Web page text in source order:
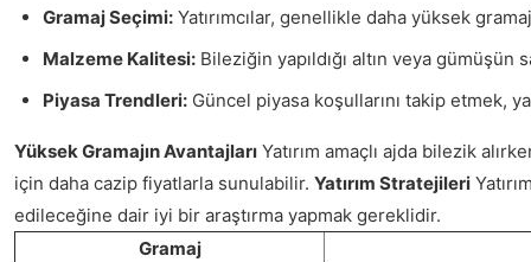
Gramaj Seçimi: Yatırımcılar, genellikle daha yüksek
Malzeme Kalitesi: Bileziğin yapıldığı altın veya
Piyasa Trendleri: Güncel piyasa koşullarını takip etmek,
Yüksek Gramajın Avantajları Yatırım amaçlı ajda bilezik
için daha cazip fiyatlarla sunulabilir. Yatırım Stratejileri
edileceğine dair iyi bir araştırma yapmak gereklidir.
Gramaj